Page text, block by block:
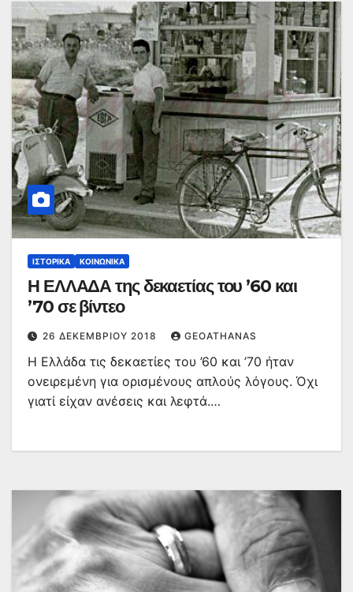
ΙΣΤΟΡΙΚΆ ΚΟΙΝΩΝΙΚΆ
Η ΕΛΛΑΔΑ της δεκαετίας του ’60 και
’70 σε βίντεο
26 ΔΕΚΕΜΒΡΊΟΥ 2018 GEOATHANAS
Η Ελλάδα τις δεκαετίες του ’60 και ’70 ήταν
ονειρεμένη για ορισμένους απλούς λόγους. Όχι
γιατί είχαν ανέσεις και λεφτά.…